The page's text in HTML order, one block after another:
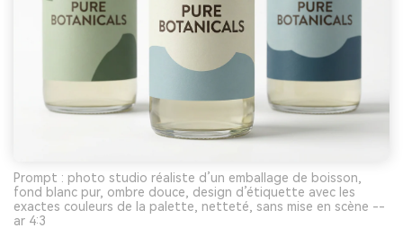
Prompt : photo studio réaliste d’un emballage de boisson,
fond blanc pur, ombre douce, design d’étiquette avec les
exactes couleurs de la palette, netteté, sans mise en scène --
ar 4:3